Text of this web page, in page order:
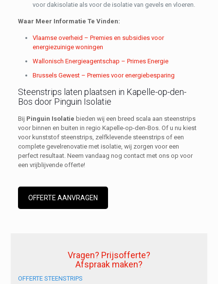
voor dakisolatie als voor de isolatie van gevels en vloeren.
Waar Meer Informatie Te Vinden:
Vlaamse overheid – Premies en subsidies voor
energiezuinige woningen
Wallonisch Energieagentschap – Primes Energie
Brussels Gewest – Premies voor energiebesparing
Steenstrips laten plaatsen in Kapelle-op-den-
Bos door Pinguin Isolatie
Bij Pinguin Isolatie bieden wij een breed scala aan steenstrips
voor binnen en buiten in regio Kapelle-op-den-Bos. Of u nu kiest
voor kunststof steenstrips, zelfklevende steenstrips of een
complete gevelrenovatie met isolatie, wij zorgen voor een
perfect resultaat. Neem vandaag nog contact met ons op voor
een vrijblijvende offerte!
OFFERTE AANVRAGEN
Vragen? Prijsofferte?
Afspraak maken?
OFFERTE STEENSTRIPS